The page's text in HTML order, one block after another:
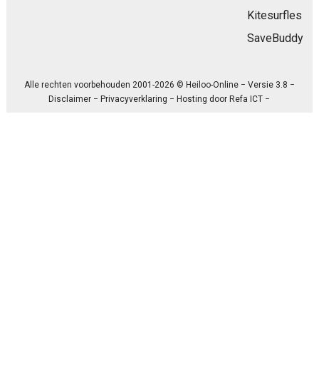
Kitesurfles
SaveBuddy
Alle rechten voorbehouden 2001-2026 © Heiloo-Online − Versie 3.8 −
Disclaimer − Privacyverklaring − Hosting door Refa ICT −